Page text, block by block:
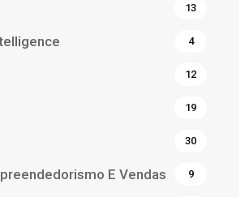
13
4
12
19
30
E Vendas 9